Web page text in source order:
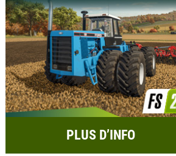
PLUS D’INFO